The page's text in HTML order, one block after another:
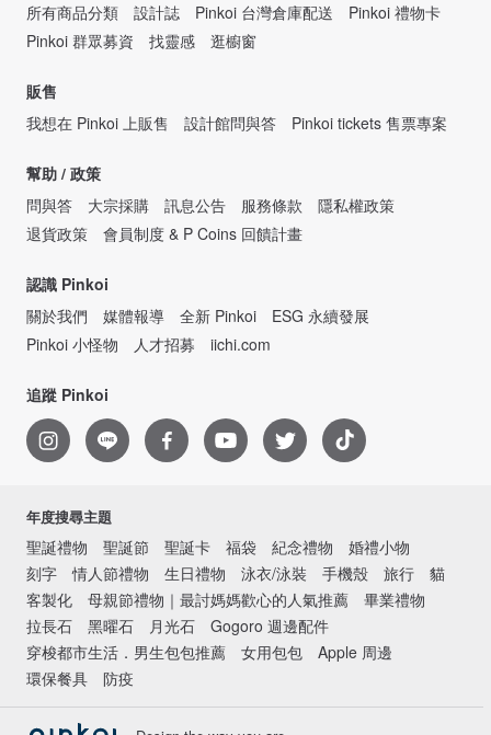
所有商品分類
設計誌 Pinkoi 台灣倉庫配送
Pinkoi 禮物卡
Pinkoi 群眾募資
找靈感 逛櫥窗
販售
我想在 Pinkoi 上販售
設計館問與答 Pinkoi tickets 售票專案
幫助 / 政策
問與答
大宗採購 訊息公告 服務條款
隱私權政策
退貨政策
會員制度 & P Coins 回饋計畫
認識 Pinkoi
關於我們
媒體報導 全新 Pinkoi
ESG 永續發展
Pinkoi 小怪物
人才招募 iichi.com
追蹤 Pinkoi
年度搜尋主題
聖誕禮物 聖誕節 聖誕卡 福袋 紀念禮物
婚禮小物
刻字
情人節禮物 生日禮物 泳衣/泳裝 手機殼 旅行
貓
客製化
母親節禮物｜最討媽媽歡心的人氣推薦
畢業禮物
拉長石
黑曜石 月光石
Gogoro 週邊配件
穿梭都市生活．男生包包推薦
女用包包
Apple 周邊
環保餐具
防疫